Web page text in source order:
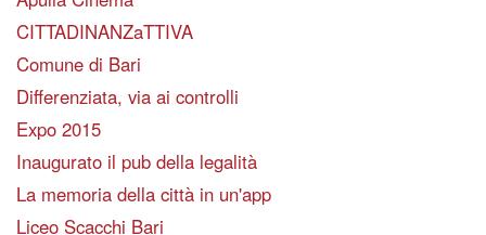
CITTADINANZaTTIVA
Comune di Bari
Differenziata, via ai controlli
Expo 2015
Inaugurato il pub della legalità
La memoria della città in un'app
Liceo Scacchi Bari